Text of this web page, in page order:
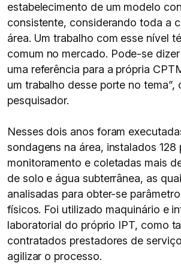
estabelecimento de um modelo
consistente, considerando toda a
área. Um trabalho com esse nível
comum no mercado. Pode-se
uma referência para a própria
um trabalho desse porte no tema”,
pesquisador.
Nesses dois anos foram
sondagens na área, instalados 128
monitoramento e coletadas mais
de solo e água subterrânea, as
analisadas para obter-se
físicos. Foi utilizado maquinário e
laboratorial do próprio IPT, como
contratados prestadores de
agilizar o processo.